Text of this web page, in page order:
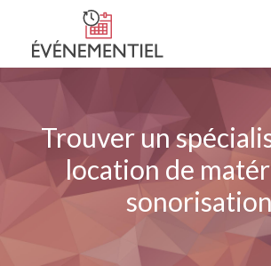
Trouver un
location de
sonorisation